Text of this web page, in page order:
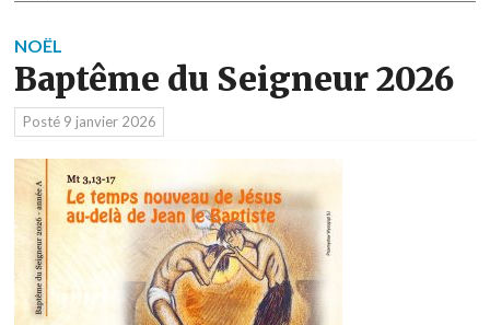
NOËL
Baptême du Seigneur 2026
Posté 9 janvier 2026